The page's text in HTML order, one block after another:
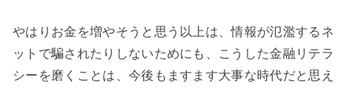
やはりお金を増やそうと思う以上は、情報が氾濫するネ
ットで騙されたりしないためにも、こうした金融リテラ
シーを磨くことは、今後もますます大事な時代だと思え